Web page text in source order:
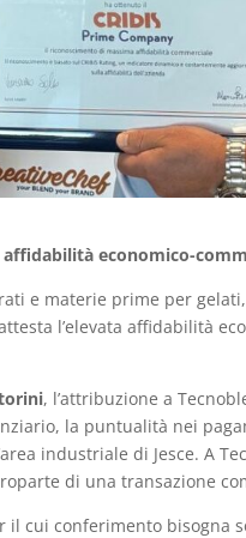
affidabilità economico-
e materie prime per
l’elevata affidabilità
, l’attribuzione a
la puntualità nei
industriale di Jesce. A
di una transazione
il cui conferimento bisogna